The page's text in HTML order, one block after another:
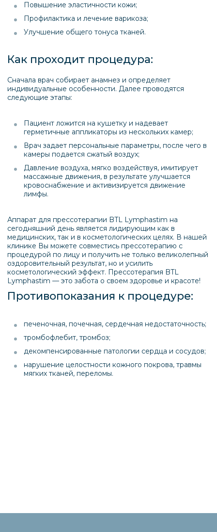
Повышение эластичности кожи;
Профилактика и лечение варикоза;
Улучшение общего тонуса тканей.
Как проходит процедура:
Сначала врач собирает анамнез и определяет
индивидуальные особенности. Далее проводятся
следующие этапы:
Пациент ложится на кушетку и надевает
герметичные аппликаторы из нескольких камер;
Врач задает персональные параметры, после чего в
камеры подается сжатый воздух;
Давление воздуха, мягко воздействуя, имитирует
массажные движения, в результате улучшается
кровоснабжение и активизируется движение
лимфы.
Аппарат для прессотерапии BTL Lymphastim на
сегодняшний день является лидирующим как в
медицинских, так и в косметологических целях. В нашей
клинике Вы можете совместись прессотерапию с
процедурой по лицу и получить не только великолепный
оздоровительный результат, но и усилить
косметологический эффект. Прессотерапия BTL
Lymphastim — это забота о своем здоровье и красоте!
Противопоказания к процедуре:
печеночная, почечная, сердечная недостаточность;
тромбофлебит, тромбоз;
декомпенсированные патологии сердца и сосудов;
нарушение целостности кожного покрова, травмы
мягких тканей, переломы.